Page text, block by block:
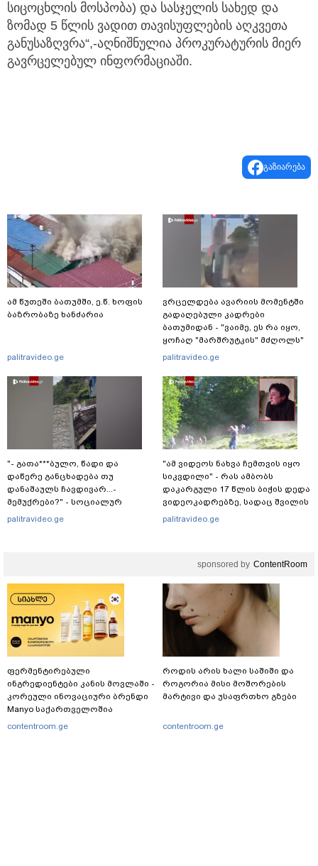
სიცოცხლის მოსპობა) და სასჯელის სახედ და
ზომად 5 წლის ვადით თავისუფლების აღკვეთა
განუსაზღვრა“,-აღნიშნულია პროკურატურის მიერ
გავრცელებულ ინფორმაციაში.
გაზიარება
ამ წუთეში ბათუმში, ე.წ. ხოფის
ბაზრობაზე ხანძარია
palitravideo.ge
"- გათა***ბულო, წადი და
დაწერე განცხადება თუ
დანაშაულს ჩავდივარ...-
მემუქრები?" - სოციალურ
ქსელში სკანდალური კადრები
palitravideo.ge
ვრცელდება ავარიის მომენტში
გადაღებული კადრები
ბათუმიდან - "ვაიმე, ეს რა იყო,
ყოჩაღ "მარშრუტკის" მძღოლს"
palitravideo.ge
"ამ ვიდეოს ნახვა ჩემთვის იყო
სიკვდილი" - რას ამბობს
დაკარგული 17 წლის ბიჭის დედა
ვიდეოკადრებზე, სადაც შვილის
განწირული ვედრების ხმა
palitravideo.ge
sponsored by ContentRoom
ფერმენტირებული
ინგრედიენტები კანის მოვლაში -
კორეული ინოვაციური ბრენდი
Manyo საქართველოშია
contentroom.ge
როდის არის ხალი საშიში და
როგორია მისი მოშორების
მარტივი და უსაფრთხო გზები
contentroom.ge